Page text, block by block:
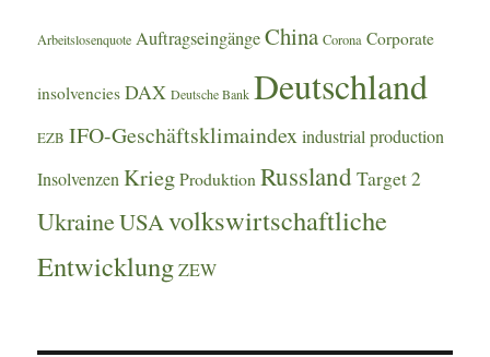
Arbeitslosenquote Auftragseingänge China Corona Corporate
insolvencies DAX Deutsche Bank Deutschland
EZB IFO-Geschäftsklimaindex industrial production
Insolvenzen Krieg Produktion Russland Target 2
UkraineUSAvolkswirtschaftliche
Entwicklung ZEW